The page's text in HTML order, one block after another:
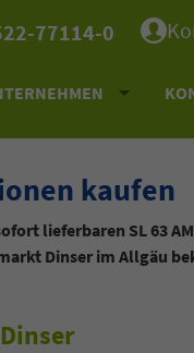
77114-0
kaufen
lieferbaren SL 63
Dinser im Allgäu